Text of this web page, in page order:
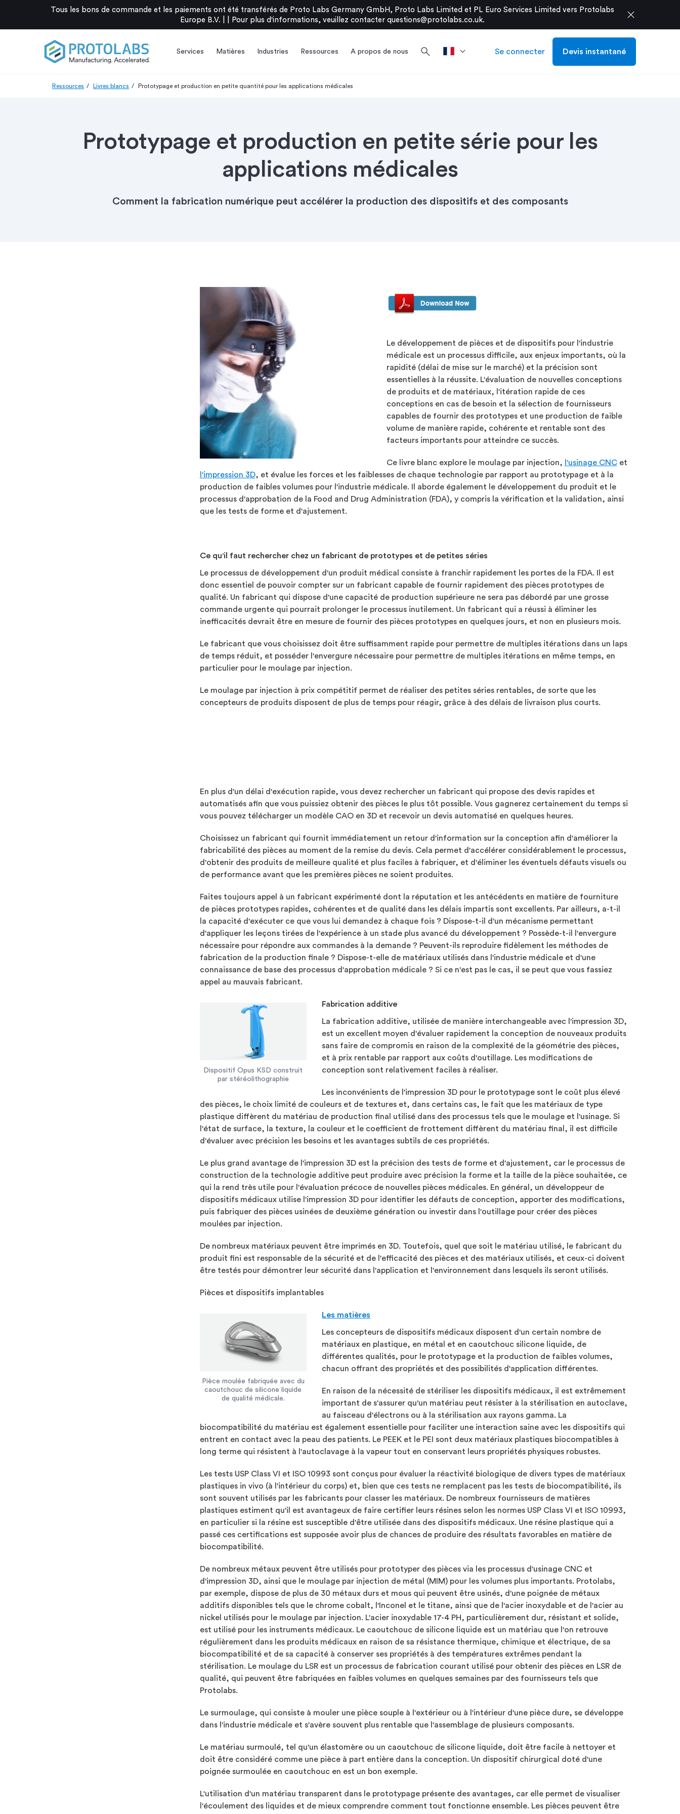
Tous les bons de commande et les paiements ont été transférés de Proto Labs Germany GmbH, Proto Labs Limited et PL Euro Services Limited vers Protolabs
Europe B.V. |
Pour plus d'informations, veuillez contacter questions@protolabs.co.uk. close
Services Matières Industries Ressources A propos de nous search Se connecter Devis instantané
Ressources Livres blancs Prototypage et production en petite quantité pour les applications médicales
Prototypage et production en petite série pour les
applications médicales
Comment la fabrication numérique peut accélérer la production des dispositifs et des composants
Le développement de pièces et de dispositifs pour l'industrie
médicale est un processus difficile, aux enjeux importants, où la
rapidité (délai de mise sur le marché) et la précision sont
essentielles à la réussite. L'évaluation de nouvelles conceptions
de produits et de matériaux, l'itération rapide de ces
conceptions en cas de besoin et la sélection de fournisseurs
capables de fournir des prototypes et une production de faible
volume de manière rapide, cohérente et rentable sont des
facteurs importants pour atteindre ce succès.
Ce livre blanc explore le moulage par injection, l'usinage CNCet
l'impression 3D, et évalue les forces et les faiblesses de chaque technologie par rapport au prototypage et à la
production de faibles volumes pour l'industrie médicale. Il aborde également le développement du produit et le
processus d'approbation de la Food and Drug Administration (FDA), y compris la vérification et la validation, ainsi
que les tests de forme et d'ajustement.
Ce qu'il faut rechercher chez un fabricant de prototypes et de petites séries
Le processus de développement d'un produit médical consiste à franchir rapidement les portes de la FDA. Il est
donc essentiel de pouvoir compter sur un fabricant capable de fournir rapidement des pièces prototypes de
qualité. Un fabricant qui dispose d'une capacité de production supérieure ne sera pas débordé par une grosse
commande urgente qui pourrait prolonger le processus inutilement. Un fabricant qui a réussi à éliminer les
inefficacités devrait être en mesure de fournir des pièces prototypes en quelques jours, et non en plusieurs mois.
Le fabricant que vous choisissez doit être suffisamment rapide pour permettre de multiples itérations dans un laps
de temps réduit, et posséder l'envergure nécessaire pour permettre de multiples itérations en même temps, en
particulier pour le moulage par injection.
Le moulage par injection à prix compétitif permet de réaliser des petites séries rentables, de sorte que les
concepteurs de produits disposent de plus de temps pour réagir, grâce à des délais de livraison plus courts.
En plus d'un délai d'exécution rapide, vous devez rechercher un fabricant qui propose des devis rapides et
automatisés afin que vous puissiez obtenir des pièces le plus tôt possible. Vous gagnerez certainement du temps si
vous pouvez télécharger un modèle CAO en 3D et recevoir un devis automatisé en quelques heures.
Choisissez un fabricant qui fournit immédiatement un retour d'information sur la conception afin d'améliorer la
fabricabilité des pièces au moment de la remise du devis. Cela permet d'accélérer considérablement le processus,
d'obtenir des produits de meilleure qualité et plus faciles à fabriquer, et d'éliminer les éventuels défauts visuels ou
de performance avant que les premières pièces ne soient produites.
Faites toujours appel à un fabricant expérimenté dont la réputation et les antécédents en matière de fourniture
de pièces prototypes rapides, cohérentes et de qualité dans les délais impartis sont excellents. Par ailleurs, a-t-il
la capacité d'exécuter ce que vous lui demandez à chaque fois ? Dispose-t-il d'un mécanisme permettant
d'appliquer les leçons tirées de l'expérience à un stade plus avancé du développement ? Possède-t-il l'envergure
nécessaire pour répondre aux commandes à la demande ? Peuvent-ils reproduire fidèlement les méthodes de
fabrication de la production finale ? Dispose-t-elle de matériaux utilisés dans l'industrie médicale et d'une
connaissance de base des processus d'approbation médicale ? Si ce n'est pas le cas, il se peut que vous fassiez
appel au mauvais fabricant.
Dispositif Opus KSD construit
par stéréolithographie
Fabrication additive
La fabrication additive, utilisée de manière interchangeable avec l'impression 3D,
est un excellent moyen d'évaluer rapidement la conception de nouveaux produits
sans faire de compromis en raison de la complexité de la géométrie des pièces,
et à prix rentable par rapport aux coûts d'outillage. Les modifications de
conception sont relativement faciles à réaliser.
Les inconvénients de l'impression 3D pour le prototypage sont le coût plus élevé
des pièces, le choix limité de couleurs et de textures et, dans certains cas, le fait que les matériaux de type
plastique diffèrent du matériau de production final utilisé dans des processus tels que le moulage et l'usinage. Si
l'état de surface, la texture, la couleur et le coefficient de frottement diffèrent du matériau final, il est difficile
d'évaluer avec précision les besoins et les avantages subtils de ces propriétés.
Le plus grand avantage de l'impression 3D est la précision des tests de forme et d'ajustement, car le processus de
construction de la technologie additive peut produire avec précision la forme et la taille de la pièce souhaitée, ce
qui la rend très utile pour l'évaluation précoce de nouvelles pièces médicales. En général, un développeur de
dispositifs médicaux utilise l'impression 3D pour identifier les défauts de conception, apporter des modifications,
puis fabriquer des pièces usinées de deuxième génération ou investir dans l'outillage pour créer des pièces
moulées par injection.
De nombreux matériaux peuvent être imprimés en 3D. Toutefois, quel que soit le matériau utilisé, le fabricant du
produit fini est responsable de la sécurité et de l'efficacité des pièces et des matériaux utilisés, et ceux-ci doivent
être testés pour démontrer leur sécurité dans l'application et l'environnement dans lesquels ils seront utilisés.
Pièces et dispositifs implantables
Pièce moulée fabriquée avec du
caoutchouc de silicone liquide
de qualité médicale.
Les matières
Les concepteurs de dispositifs médicaux disposent d'un certain nombre de
matériaux en plastique, en métal et en caoutchouc silicone liquide, de
différentes qualités, pour le prototypage et la production de faibles volumes,
chacun offrant des propriétés et des possibilités d'application différentes.
En raison de la nécessité de stériliser les dispositifs médicaux, il est extrêmement
important de s'assurer qu'un matériau peut résister à la stérilisation en autoclave,
au faisceau d'électrons ou à la stérilisation aux rayons gamma. La
biocompatibilité du matériau est également essentielle pour faciliter une interaction saine avec les dispositifs qui
entrent en contact avec la peau des patients. Le PEEK et le PEI sont deux matériaux plastiques biocompatibles à
long terme qui résistent à l'autoclavage à la vapeur tout en conservant leurs propriétés physiques robustes.
Les tests USP Class VI et ISO 10993 sont conçus pour évaluer la réactivité biologique de divers types de matériaux
plastiques in vivo (à l'intérieur du corps) et, bien que ces tests ne remplacent pas les tests de biocompatibilité, ils
sont souvent utilisés par les fabricants pour classer les matériaux. De nombreux fournisseurs de matières
plastiques estiment qu'il est avantageux de faire certifier leurs résines selon les normes USP Class VI et ISO 10993,
en particulier si la résine est susceptible d'être utilisée dans des dispositifs médicaux. Une résine plastique qui a
passé ces certifications est supposée avoir plus de chances de produire des résultats favorables en matière de
biocompatibilité.
De nombreux métaux peuvent être utilisés pour prototyper des pièces via les processus d'usinage CNC et
d'impression 3D, ainsi que le moulage par injection de métal (MIM) pour les volumes plus importants. Protolabs,
par exemple, dispose de plus de 30 métaux durs et mous qui peuvent être usinés, d'une poignée de métaux
additifs disponibles tels que le chrome cobalt, l'Inconel et le titane, ainsi que de l'acier inoxydable et de l'acier au
nickel utilisés pour le moulage par injection. L'acier inoxydable 17-4 PH, particulièrement dur, résistant et solide,
est utilisé pour les instruments médicaux. Le caoutchouc de silicone liquide est un matériau que l'on retrouve
régulièrement dans les produits médicaux en raison de sa résistance thermique, chimique et électrique, de sa
biocompatibilité et de sa capacité à conserver ses propriétés à des températures extrêmes pendant la
stérilisation. Le moulage du LSR est un processus de fabrication courant utilisé pour obtenir des pièces en LSR de
qualité, qui peuvent être fabriquées en faibles volumes en quelques semaines par des fournisseurs tels que
Protolabs.
Le surmoulage, qui consiste à mouler une pièce souple à l'extérieur ou à l'intérieur d'une pièce dure, se développe
dans l'industrie médicale et s'avère souvent plus rentable que l'assemblage de plusieurs composants.
Le matériau surmoulé, tel qu'un élastomère ou un caoutchouc de silicone liquide, doit être facile à nettoyer et
doit être considéré comme une pièce à part entière dans la conception. Un dispositif chirurgical doté d'une
poignée surmoulée en caoutchouc en est un bon exemple.
L'utilisation d'un matériau transparent dans le prototypage présente des avantages, car elle permet de visualiser
l'écoulement des liquides et de mieux comprendre comment tout fonctionne ensemble. Les pièces peuvent être